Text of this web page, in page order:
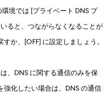
境では [プライベート DNS プ
ると、つながらなくなることが
か、[OFF] に設定しましょう。
、DNS に関する通信のみを保
化したい場合は、DNS の通信